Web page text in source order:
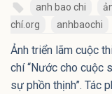
anh bao chi
chí.org
anhbaochi
Ảnh triển lãm cuộc
chí “Nước cho cuộc
sự phồn thịnh”. Tác